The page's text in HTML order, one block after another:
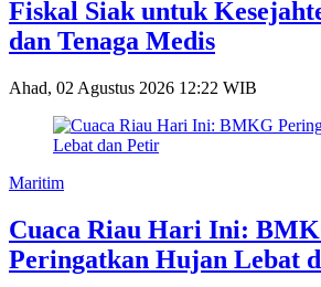
Fiskal Siak untuk
dan Tenaga Medis
Ahad, 02 Agustus 2026 12:22 WIB
Maritim
Cuaca Riau Hari Ini:
Peringatkan Hujan Lebat